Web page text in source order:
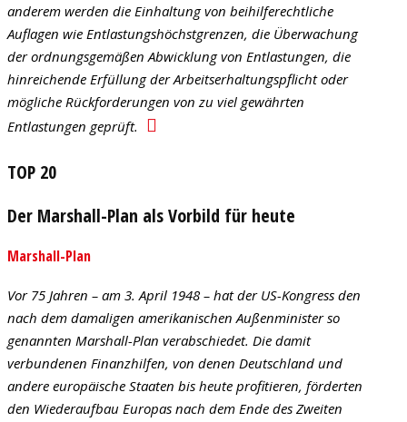
anderem werden die Einhaltung von beihilferechtliche
Auflagen wie Entlastungshöchstgrenzen, die Überwachung
der ordnungsgemäßen Abwicklung von Entlastungen, die
hinreichende Erfüllung der Arbeitserhaltungspflicht oder
mögliche Rückforderungen von zu viel gewährten
Entlastungen geprüft.
TOP 20
Der Marshall-Plan als Vorbild für heute
Marshall-Plan
Vor 75 Jahren – am 3. April 1948 – hat der US-Kongress den
nach dem damaligen amerikanischen Außenminister so
genannten Marshall-Plan verabschiedet. Die damit
verbundenen Finanzhilfen, von denen Deutschland und
andere europäische Staaten bis heute profitieren, förderten
den Wiederaufbau Europas nach dem Ende des Zweiten